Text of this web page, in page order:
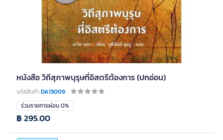
หนังสือ วิถีสุภาพบุรุษที่อิสตรีต้องการ (ปกอ่อน)
รหัสสินค้าDA13009
ร่วมรายการผ่อน 0%
฿ 295.00